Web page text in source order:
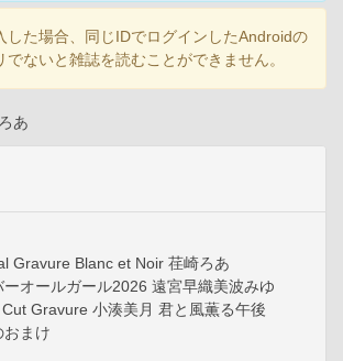
た場合、同じIDでログインしたAndroidの
でないと雑誌を読むことができません。
あ
Gravure Blanc et Noir 荏崎ろあ
オールガール2026 遠宮早織美波みゆ
Gravure 小湊美月 君と風薫る午後
まけ